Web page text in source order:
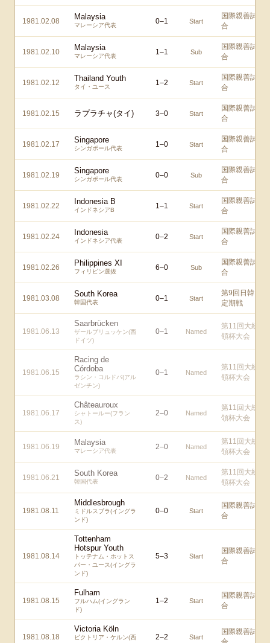
1981.02.08 Malaysia
マレーシア代表 0–1 Start
国際親善試
合
1981.02.10 Malaysia
マレーシア代表 1–1 Sub
国際親善試
合
1981.02.12 Thailand Youth
タイ・ユース 1–2 Start
国際親善試
合
1981.02.15 ラプラチャ(タイ) 3–0 Start
国際親善試
合
1981.02.17 Singapore
シンガポール代表 1–0 Start
国際親善試
合
1981.02.19 Singapore
シンガポール代表 0–0 Sub
国際親善試
合
1981.02.22 Indonesia B
インドネシアB 1–1 Start
国際親善試
合
1981.02.24 Indonesia
インドネシア代表 0–2 Start
国際親善試
合
1981.02.26 Philippines XI
フィリピン選抜 6–0 Sub
国際親善試
合
1981.03.08 South Korea
韓国代表 0–1 Start
第9回日韓
定期戦
1981.06.13
Saarbrücken
ザールブリュッケン(西
ドイツ)
0–1 Named
第11回大統
領杯大会
1981.06.15
Racing de
Córdoba
ラシン・コルドバ(アル
ゼンチン)
0–1 Named
第11回大統
領杯大会
1981.06.17
Châteauroux
シャトールー(フラン
ス)
2–0 Named
第11回大統
領杯大会
1981.06.19 Malaysia
マレーシア代表 2–0 Named
第11回大統
領杯大会
1981.06.21 South Korea
韓国代表 0–2 Named
第11回大統
領杯大会
1981.08.11
Middlesbrough
ミドルスブラ(イングラ
ンド)
0–0 Start
国際親善試
合
1981.08.14
Tottenham
Hotspur Youth
トッテナム・ホットス
パー・ユース(イングラ
ンド)
5–3 Start
国際親善試
合
1981.08.15
Fulham
フルハム(イングラン
ド)
1–2 Start
国際親善試
合
1981.08.18
Victoria Köln
ビクトリア・ケルン(西
2–2 Start
国際親善試